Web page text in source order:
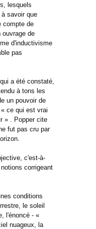
lesquels
savoir que
compte de
de
d'inductivisme
pas
a été constaté,
à tons les
un pouvoir de
ce qui est vrai
» . Popper cite
fut pas cru par
c'est-à-
corrigeant
conditions
le soleil
l'énoncé - «
nuageux, la